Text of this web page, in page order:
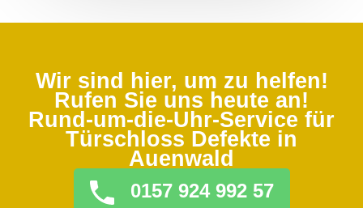
Wir sind hier, um zu helfen!
Rufen Sie uns heute an!
Rund-um-die-Uhr-Service für
Türschloss Defekte in
Auenwald
0157 924 992 57